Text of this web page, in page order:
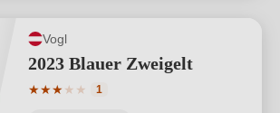
Vogl
2023 Blauer Zweigelt
★★★★ ★
Durchschnittliche Bewertung von 3
1